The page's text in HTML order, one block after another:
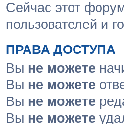
Сейчас этот
пользователей и
ПРАВА ДОСТУПА
Вы не можете
Вы не можете
Вы не можете
Вы не можете